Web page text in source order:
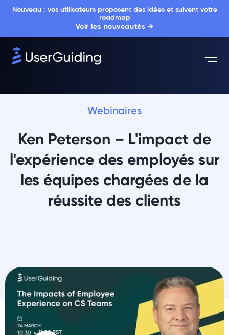
Nouveau : vos utilisateurs proposent des idées et suivent votre
roadmap
Voir les nouveautés →
Webinaires
Ken Peterson – L'impact de
l'expérience des employés sur
les équipes chargées de la
réussite des clients